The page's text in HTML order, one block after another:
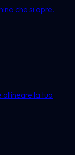
che si apre.
la tua